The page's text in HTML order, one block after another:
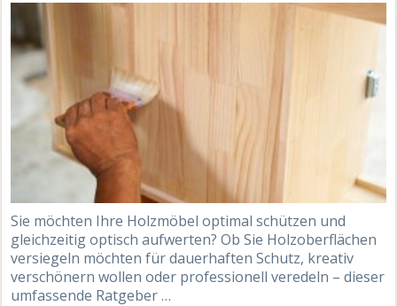
Sie möchten Ihre Holzmöbel optimal schützen und
gleichzeitig optisch aufwerten? Ob Sie Holzoberflächen
versiegeln möchten für dauerhaften Schutz, kreativ
verschönern wollen oder professionell veredeln – dieser
umfassende Ratgeber …